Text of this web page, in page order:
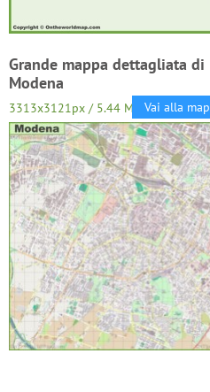
Grande mappa dettagliata di
Modena
3313x3121px / 5.44 Mb Vai alla